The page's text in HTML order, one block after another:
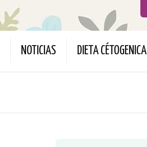
NOTICIAS DIETA CÉTOGENICA